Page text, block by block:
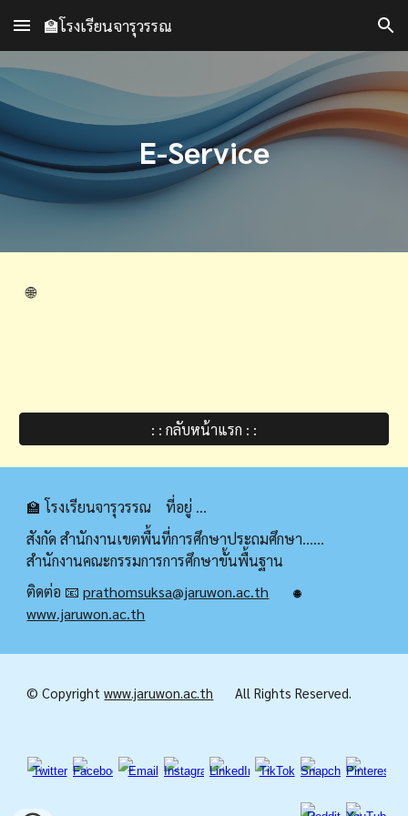
Skip to main content Skip to navigation
🏫โรงเรียนจารุวรรณ
E-Service
🌐
: : กลับหน้าแรก : :
🏫 โรงเรียนจารุวรรณ ที่อยู่ ...
สังกัด สำนักงานเขตพื้นที่การศึกษาประถมศึกษา......
สำนักงานคณะกรรมการการศึกษาขั้นพื้นฐาน
ติดต่อ 📧prathomsuksa@jaruwon.ac.th 🌐
www.jaruwon.ac.th
© Copyrightwww.jaruwon.ac.th All Rights Reserved.